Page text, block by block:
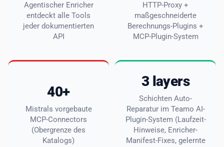
Agentischer Enricher
entdeckt alle Tools
jeder dokumentierten
API
HTTP-Proxy +
maßgeschneiderte
Berechnungs-Plugins +
MCP-Plugin-System
40+
Mistrals vorgebaute
MCP-Connectors
(Obergrenze des
Katalogs)
3 layers
Schichten Auto-
Reparatur im Teamo AI-
Plugin-System (Laufzeit-
Hinweise, Enricher-
Manifest-Fixes, gelernte